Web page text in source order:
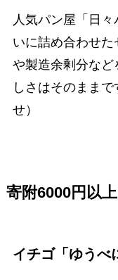
人気パン屋「日
いに詰め合わせ
や製造余剰分な
しさはそのまま
せ）
寄附6000円以
イチゴ「ゆうべ